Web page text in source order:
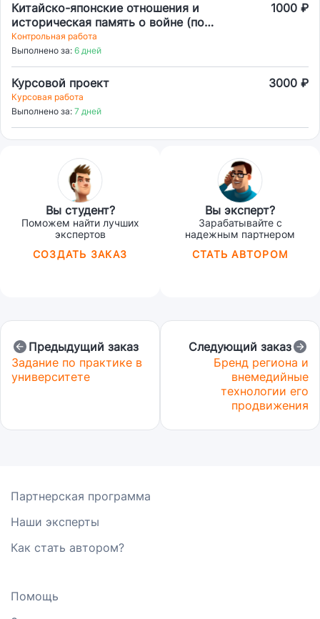
Китайско-японские отношения и
историческая память о войне (по
диссертации Кузьмин К.Е.
Историческая память о событиях
1931–1945 гг. в китайско-японских
отношениях: государственная
политика и общественное мнение).
1000 ₽
Контрольная работа
Выполнено за: 6 дней
Курсовой проект 3000 ₽
Курсовая работа
Выполнено за: 7 дней
Вы студент?
Поможем найти лучших
экспертов
СОЗДАТЬ ЗАКАЗ
Вы эксперт?
Зарабатывайте с
надежным партнером
СТАТЬ АВТОРОМ
Предыдущий заказ
Задание по практике в
университете
Следующий заказ
Бренд региона и
внемедийные
технологии его
продвижения
Партнерская программа
Наши эксперты
Как стать автором?
Помощь